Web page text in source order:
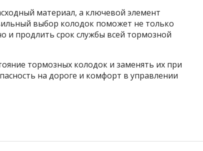
материал, а ключевой элемент
выбор колодок поможет не только
и продлить срок службы всей тормозной
тормозных колодок и заменять их при
на дороге и комфорт в управлении